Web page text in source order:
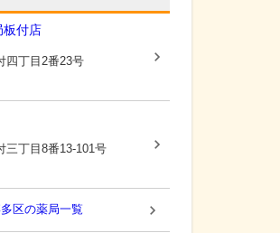
板付店
四丁目2番23号
三丁目8番13-101号
区の薬局一覧